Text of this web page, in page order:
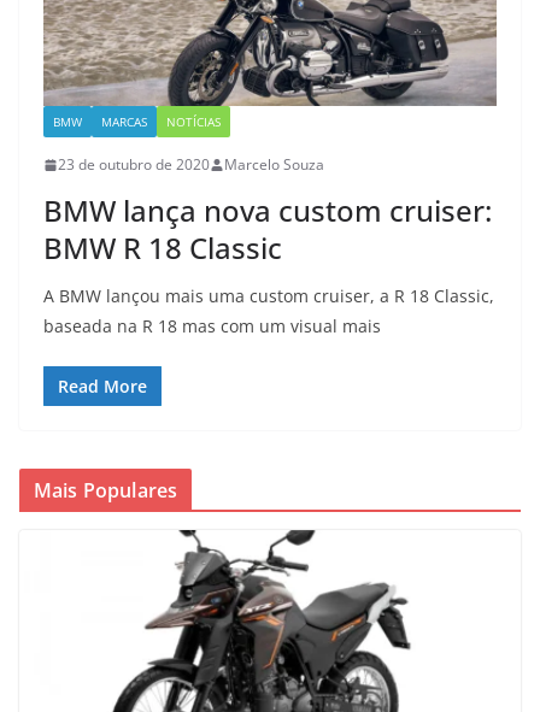
BMW MARCAS NOTÍCIAS
23 de outubro de 2020 Marcelo Souza
BMW lança nova custom cruiser:
BMW R 18 Classic
A BMW lançou mais uma custom cruiser, a R 18 Classic,
baseada na R 18 mas com um visual mais
Read More
Mais Populares